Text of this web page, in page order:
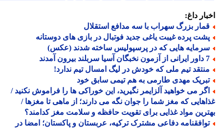
داغ:
بزرگ سهراب با سه مدافع استقلال
پرده غیبت یاغی جدید فوتبال در بازی های دوستانه
هایی که در پرسپولیس ساخته شدند (عکس)
تیم ملی که خودش در لیگ امسال تیم ندارد!
مهدی طارمی به هم تیمی سابق خود
می خواهید آلزایمر نگیرید، این خوراکی ها را فراموش نکنید /
که مغز شما را جوان نگه می دارند؛ از ماهی تا مغزها /
مواد غذایی برای تقویت حافظه و سلامت مغز کدامند؟
دفاعی مشترک ترکیه، عربستان و پاکستان؛ امضا در